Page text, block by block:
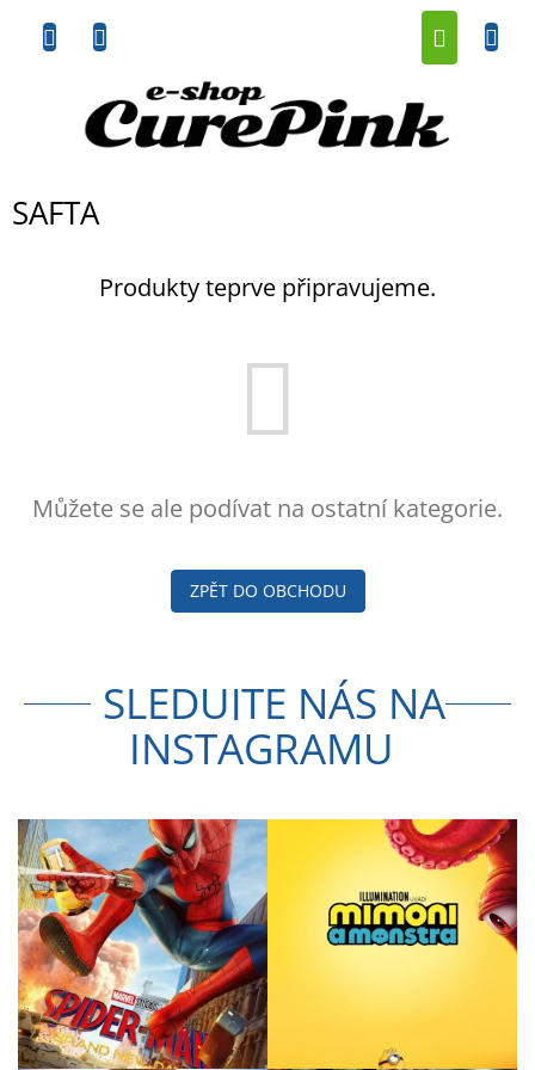
obsah
SAFTA
Produkty teprve připravujeme.
Můžete se ale podívat na ostatní kategorie.
ZPĚT DO OBCHODU
SLEDUJTE NÁS NA
INSTAGRAMU